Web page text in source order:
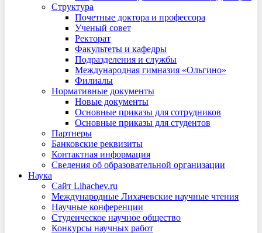
Структура
Почетные доктора и профессора
Ученый совет
Ректорат
Факультеты и кафедры
Подразделения и службы
Международная гимназия «Ольгино»
Филиалы
Нормативные документы
Новые документы
Основные приказы для сотрудников
Основные приказы для студентов
Партнеры
Банковские реквизиты
Контактная информация
Сведения об образовательной организации
Наука
Сайт Lihachev.ru
Международные Лихачевские научные чтения
Научные конференции
Студенческое научное общество
Конкурсы научных работ